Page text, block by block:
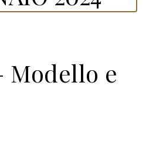
Modello e